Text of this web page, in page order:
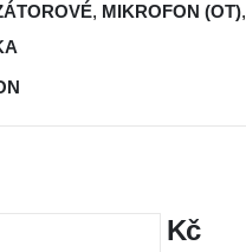
, MIKROFON (OT),
Kč